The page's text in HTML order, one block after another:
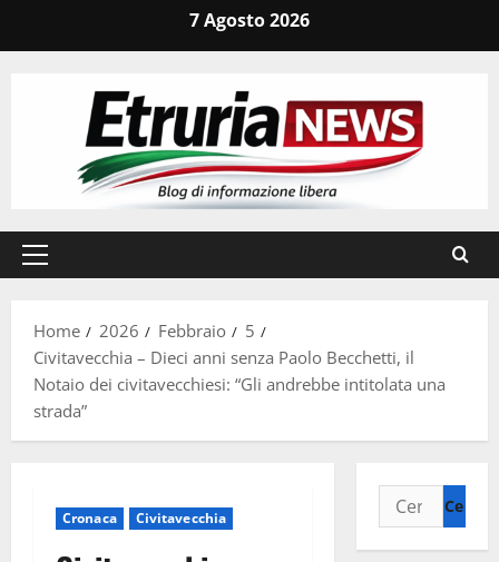
7 Agosto 2026
Menu
Home
2026 Febbraio
5
Civitavecchia – Dieci anni senza Paolo Becchetti, il
Notaio dei civitavecchiesi: “Gli andrebbe intitolata una
strada”
Cronaca Civitavecchia
Ricerca
per: